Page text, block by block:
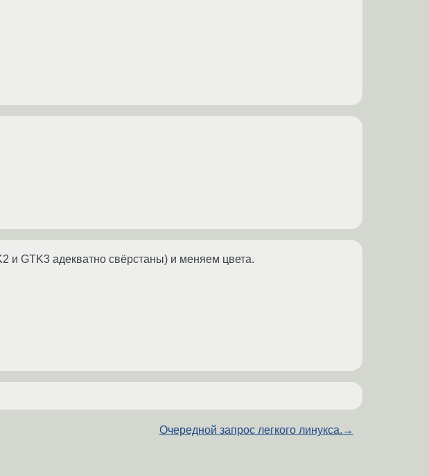
и GTK3 адекватно свёрстаны) и меняем цвета.
Очередной запрос легкого линукса. →